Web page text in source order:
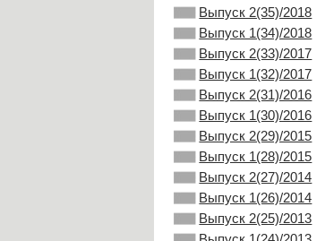
Выпуск 2(35)/2018
Выпуск 1(34)/2018
Выпуск 2(33)/2017
Выпуск 1(32)/2017
Выпуск 2(31)/2016
Выпуск 1(30)/2016
Выпуск 2(29)/2015
Выпуск 1(28)/2015
Выпуск 2(27)/2014
Выпуск 1(26)/2014
Выпуск 2(25)/2013